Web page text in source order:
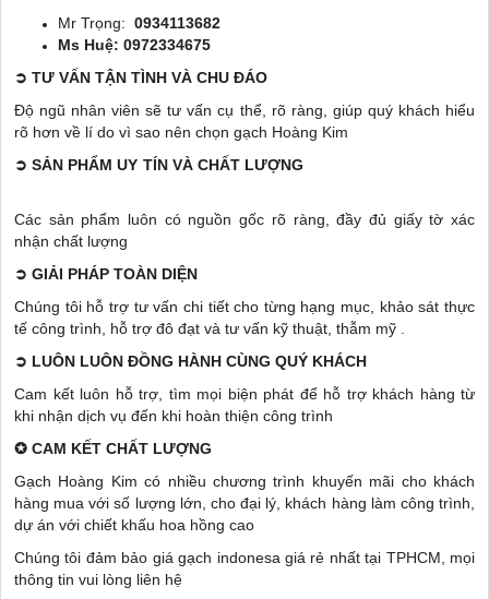
Mr Trọng: 0934113682
Ms Huệ: 0972334675
➲ TƯ VẤN TẬN TÌNH VÀ CHU ĐÁO
Độ ngũ nhân viên sẽ tư vấn cụ thể, rõ ràng, giúp quý khách hiểu
rõ hơn về lí do vì sao nên chọn gạch Hoàng Kim
➲ SẢN PHẨM UY TÍN VÀ CHẤT LƯỢNG
Các sản phẩm luôn có nguồn gốc rõ ràng, đầy đủ giấy tờ xác
nhận chất lượng
➲ GIẢI PHÁP TOÀN DIỆN
Chúng tôi hỗ trợ tư vấn chi tiết cho từng hạng mục, khảo sát thực
tế công trình, hỗ trợ đô đạt và tư vấn kỹ thuật, thẫm mỹ .
➲ LUÔN LUÔN ĐỒNG HÀNH CÙNG QUÝ KHÁCH
Cam kết luôn hỗ trợ, tìm mọi biện phát để hỗ trợ khách hàng từ
khi nhận dịch vụ đến khi hoàn thiện công trình
✪ CAM KẾT CHẤT LƯỢNG
Gạch Hoàng Kim có nhiều chương trình khuyến mãi cho khách
hàng mua với số lượng lớn, cho đại lý, khách hàng làm công trình,
dự án với chiết khấu hoa hồng cao
Chúng tôi đảm bảo giá gạch indonesa giá rẻ nhất tại TPHCM, mọi
thông tin vui lòng liên hệ